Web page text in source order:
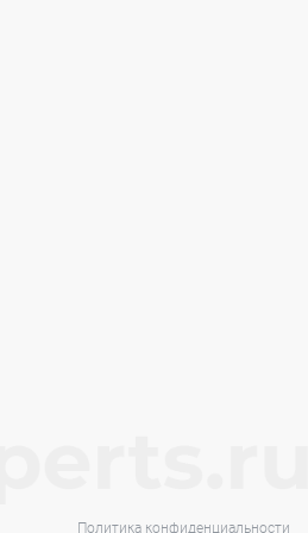
Политика конфиденциальности